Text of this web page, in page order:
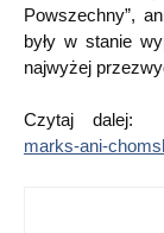
Powszechny”,
były w stanie
najwyżej
Czytaj dalej:
marks-ani-